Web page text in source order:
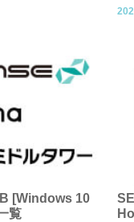
[Windows 10
覧